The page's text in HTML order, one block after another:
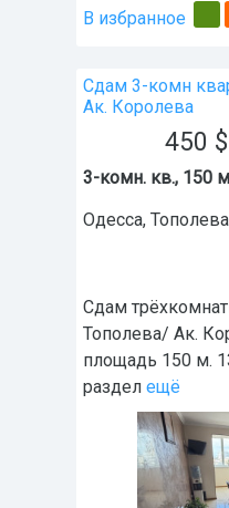
В избранное
Сдам 3-комн
Ак. Королева
450 $
3-комн. кв., 150
Одесса, Тополева
Сдам
Тополева/ Ак.
площадь 150 м.
раздел ещё